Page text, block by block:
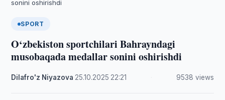
sonini oshirishdi
SPORT
O‘zbekiston sportchilari Bahrayndagi
musobaqada medallar sonini oshirishdi
Dilafro'z Niyazova 25.10.2025 22:21 9538 views